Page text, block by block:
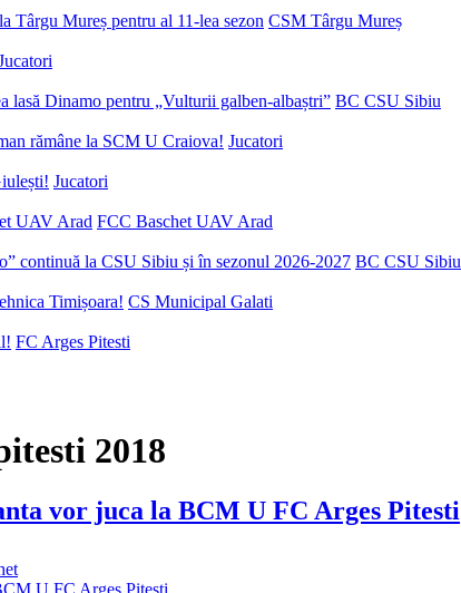
Târgu Mureș pentru al 11-lea sezon CSM Târgu Mureș
lasă Dinamo pentru „Vulturii galben-albaștri” BC CSU Sibiu
rămâne la SCM U Craiova! Jucatori
Jucatori
UAV Arad FCC Baschet UAV Arad
continuă la CSU Sibiu și în sezonul 2026-2027 BC CSU Sibiu
Timișoara! CS Municipal Galati
FC Arges Pitesti
2018
vor juca la BCM U FC Arges Pitesti